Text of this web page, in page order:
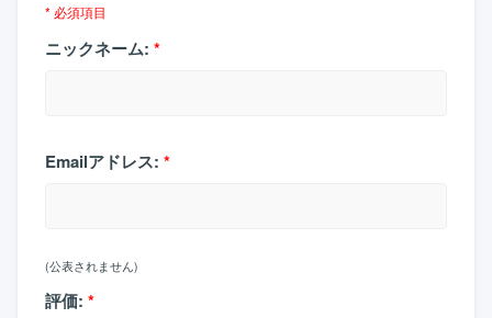
* 必須項目
ニックネーム: *
Emailアドレス: *
(公表されません)
評価: *